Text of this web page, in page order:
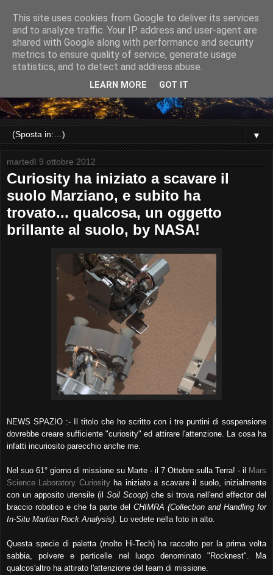
▼
martedì 9 ottobre 2012
Curiosity ha iniziato a scavare il
suolo Marziano, e subito ha
trovato... qualcosa, un oggetto
brillante al suolo, by NASA!
NEWS SPAZIO :- Il titolo che ho scritto con i tre puntini di sospensione
dovrebbe creare sufficiente "curiosity" ed attirare l'attenzione. La cosa ha
infatti incuriosito parecchio anche me.
Nel suo 61° giorno di missione su Marte - il 7 Ottobre sulla Terra! - il
Mars
Science Laboratory Curiosityha iniziato a scavare il suolo, inizialmente
con un apposito utensile (il Soil Scoop) che si trova nell'end effector del
braccio robotico e che fa parte del CHIMRA (Collection and Handling for
In-Situ Martian Rock Analysis) . Lo vedete nella foto in alto.
Questa specie di paletta (molto Hi-Tech) ha raccolto per la prima volta
sabbia, polvere e particelle nel luogo denominato "Rocknest". Ma
qualcos'altro ha attirato l'attenzione del team di missione.
This site uses cookies from Google to deliver its services
and to analyze traffic. Your IP address and user-agent are
shared with Google along with performance and security
metrics to ensure quality of service, generate usage
statistics, and to detect and address abuse.
LEARN MORE GOT IT